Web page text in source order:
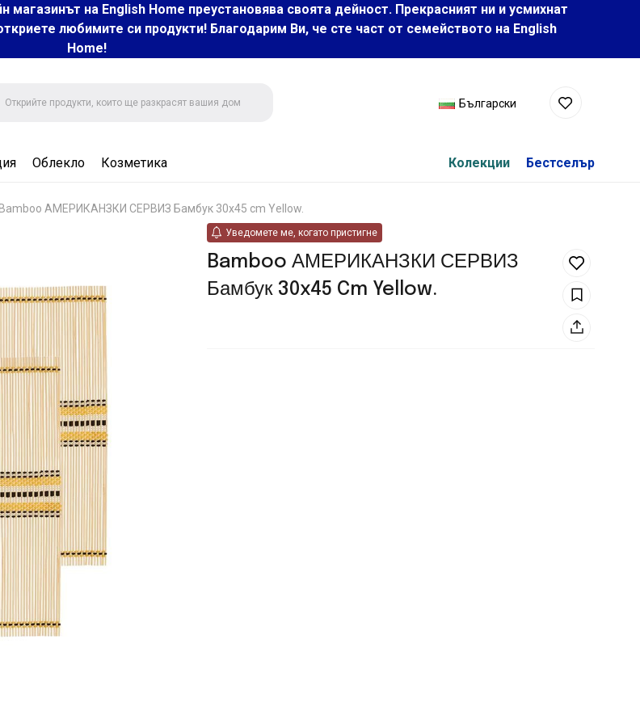
на English Home преустановява своята дейност. Прекрасният ни и усмихнат
любимите си продукти! Благодарим Ви, че сте част от семейството на Еnglish
Home!
Български
Облекло Козметика Колекции Бестселър
Bamboo АМЕРИКАНЗКИ СЕРВИЗ Бамбук 30x45 cm Yellow.
Уведомете ме, когато пристигне
Bamboo АМЕРИКАНЗКИ СЕРВИЗ
Бамбук 30x45 Cm Yellow.